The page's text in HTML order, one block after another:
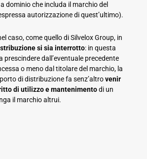
dominio che includa il marchio del
autorizzazione di quest’ultimo).
caso, come quello di Silvelox Group, in
si sia interrotto: in questa
prescindere dall’eventuale precedente
o meno dal titolare del marchio, la
di distribuzione fa senz’altrovenir
di utilizzo e mantenimentodi un
il marchio altrui.